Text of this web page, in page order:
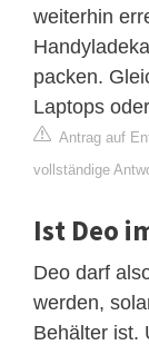
weiterhin
packen.
Laptops
Antrag auf
vollständige
Ist Deo
Deo darf
werden,
Behälter ist.